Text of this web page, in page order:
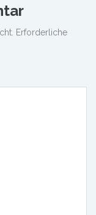
Erforderliche